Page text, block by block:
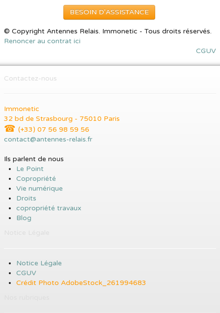
BESOIN D'ASSISTANCE
© Copyright Antennes Relais. Immonetic - Tous droits réservés.
Renoncer au contrat ici
CGUV
Contactez-nous
Immonetic
32 bd de Strasbourg - 75010 Paris
☎ (+33) 07 56 98 59 56
contact@antennes-relais.fr
Ils parlent de nous
Le Point
Copropriété
Vie numérique
Droits
copropriété travaux
Blog
Notice Légale
CGUV
Crédit Photo AdobeStock_261994683